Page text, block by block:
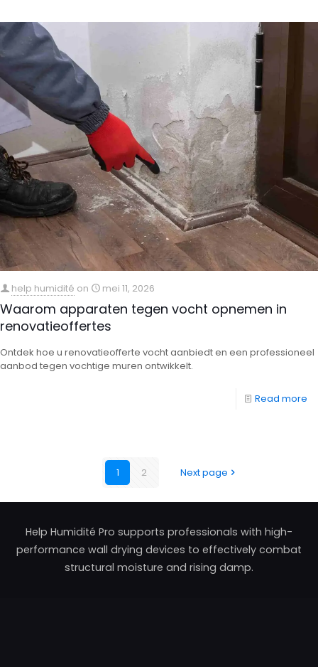
help humidité on mei 11, 2026
Waarom apparaten tegen vocht opnemen in
renovatieoffertes
Ontdek hoe u renovatieofferte vocht aanbiedt en een professioneel
aanbod tegen vochtige muren ontwikkelt.
Read more
1 2 Next page
Help Humidité Pro supports professionals with high-
performance wall drying devices to effectively combat
structural moisture and rising damp.